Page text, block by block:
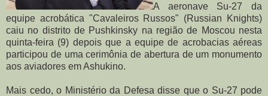
A aeronave Su-27 da
equipe acrobática "Cavaleiros Russos" (Russian Knights)
caiu no distrito de Pushkinsky na região de Moscou nesta
quinta-feira (9) depois que a equipe de acrobacias aéreas
participou de uma cerimônia de abertura de um monumento
aos aviadores em Ashukino.
Mais cedo, o Ministério da Defesa disse que o Su-27 pode